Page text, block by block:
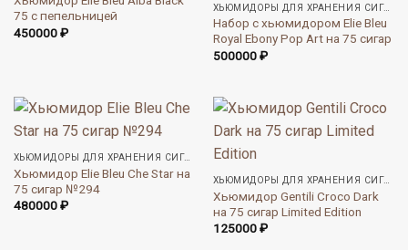
75 с пепельницей
450000₽
ХЬЮМИДОРЫ ДЛЯ ХРАНЕНИЯ СИГАР
Набор с хьюмидором Elie Bleu
Royal Ebony Pop Art на 75 сигар
500000₽
ХЬЮМИДОРЫ ДЛЯ ХРАНЕНИЯ СИГАР
Хьюмидор Elie Bleu Che Star на
75 сигар №294
480000₽
ХЬЮМИДОРЫ ДЛЯ ХРАНЕНИЯ СИГАР
Хьюмидор Gentili Croco Dark
на 75 сигар Limited Edition
125000₽